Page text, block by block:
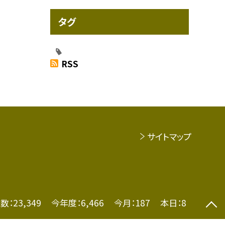
タグ
RSS
サイトマップ
：23,349 今年度：6,466 今月：187 本日：8